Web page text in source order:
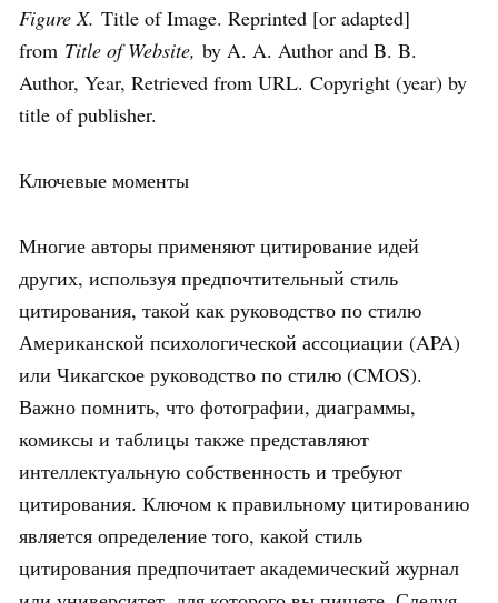
Figure X. Title of Image. Reprinted [or adapted]
from Title of Website, by A. A. Author and B. B.
Author, Year, Retrieved from URL. Copyright (year) by
title of publisher.
Ключевые моменты
Многие авторы применяют цитирование идей
других, используя предпочтительный стиль
цитирования, такой как руководство по стилю
Американской психологической ассоциации (APA)
или Чикагское руководство по стилю (CMOS).
Важно помнить, что фотографии, диаграммы,
комиксы и таблицы также представляют
интеллектуальную собственность и требуют
цитирования. Ключом к правильному цитированию
является определение того, какой стиль
цитирования предпочитает академический журнал